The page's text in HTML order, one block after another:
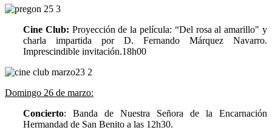
Cine Club: Proyección de la película: “Del rosa al amarillo" y
charla impartida por D. Fernando Márquez Navarro.
Imprescindible invitación.18h00
Domingo 26 de marzo:
Concierto: Banda de Nuestra Señora de la Encarnación
Hermandad de San Benito a las 12h30.